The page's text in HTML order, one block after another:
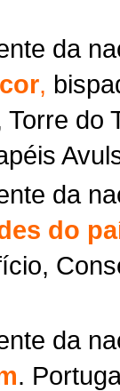
da
,
Torre do
da
do
da
.